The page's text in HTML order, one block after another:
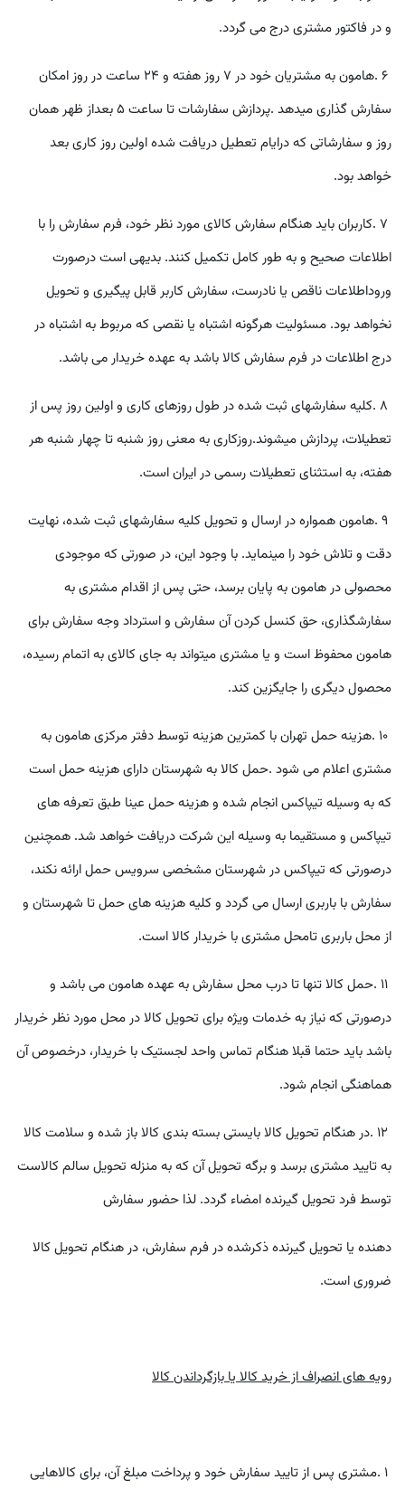
و در فاکتور مشتری درج می گردد.
۶ .هامون به مشتريان خود در ٧ روز هفته و ٢ ۴
ساعت در روز امکان
سفارش گذاری میدهد .پردازش سفارشات تا ساعت ۵بعداز ظهر همان
روز و سفارشاتی که درايام تعطيل دريافت شده اولين روز کاری بعد
خواهد بود.
٧ .کاربران بايد هنگام سفارش کالای مورد نظر خود، فرم سفارش را با
اطلاعات صحيح و به طور کامل تکميل کنند. بديهی است درصورت
وروداطلاعات ناقص يا نادرست، سفارش کاربر قابل پيگيری و تحويل
نخواهد بود. مسئوليت هرگونه اشتباه يا نقصی که مربوط به اشتباه در
درج اطلاعات در فرم سفارش کالا باشد به عهده خريدار می باشد.
٨ .کليه سفارشهای ثبت شده در طول روزهای کاری و اولين روز پس از
تعطيلات، پردازش میشوند.روزکاری به معنی روز شنبه تا چهار شنبه هر
هفته، به استثنای تعطيلات رسمی در ايران است.
٩ .هامون همواره در ارسال و تحويل کليه سفارشهای ثبت شده، نهايت
دقت و تلاش خود را مینمايد. با وجود اين، در صورتی که موجودی
محصولی در هامون به پايان برسد، حتی پس از اقدام مشتری به
سفارشگذاری، حق کنسل کردن آن سفارش و استرداد وجه سفارش برای
هامون محفوظ است و يا مشتری میتواند به جای کالای به اتمام رسيده،
محصول ديگری را جايگزين کند.
١٠ .هزينه حمل تهران با کمترين هزينه توسط دفتر مرکزی هامون به
مشتری اعلام می شود .حمل کالا به شهرستان دارای هزينه حمل است
که به وسيله تيپاکس انجام شده و هزينه حمل عينا طبق تعرفه های
تيپاکس و مستقيما به وسيله اين شرکت دريافت خواهد شد. همچنين
درصورتی که تيپاکس در شهرستان مشخصی سرويس حمل ارائه نکند،
سفارش با باربری ارسال می گردد و کليه هزينه های حمل تا شهرستان و
از محل باربری تامحل مشتری با خريدار کالا است.
١١ .حمل کالا تنها تا درب محل سفارش به عهده هامون می باشد و
درصورتی که نياز به خدمات ويژه برای تحويل کالا در محل مورد نظر خريدار
باشد بايد حتما قبلا هنگام تماس واحد لجستيک با خريدار، درخصوص آن
هماهنگی انجام شود.
١٢ .در هنگام تحويل کالا بايستی بسته بندی کالا باز شده و سلامت کالا
به تاييد مشتری برسد و برگه تحويل آن که به منزله تحويل سالم کالاست
توسط فرد تحويل گيرنده امضاء گردد. لذا حضور سفارش
دهنده يا تحويل گيرنده ذکرشده در فرم سفارش، در هنگام تحويل کالا
ضروری است.
رويه های انصراف از خريد کالا يا بازگرداندن کالا
١ .مشتری پس از تاييد سفارش خود و پرداخت مبلغ آن، برای کالاهايی